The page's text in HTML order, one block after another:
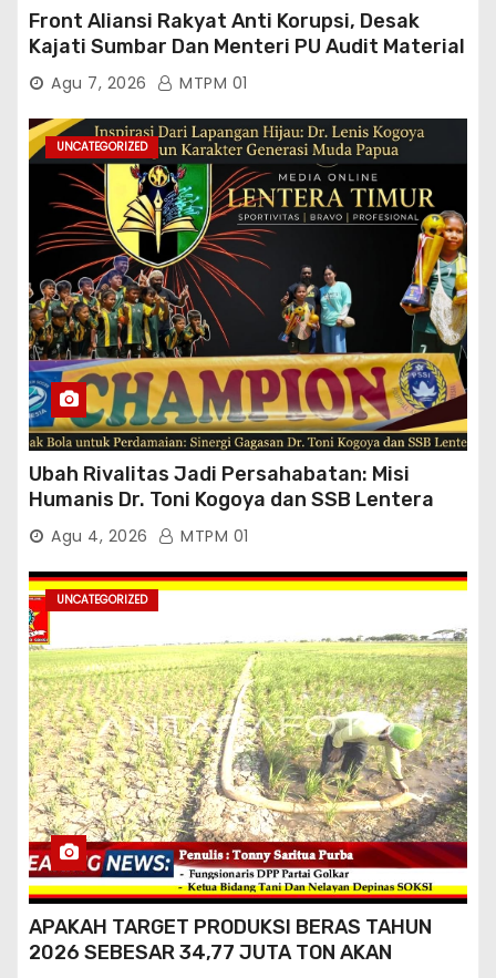
Front Aliansi Rakyat Anti Korupsi, Desak
Kajati Sumbar Dan Menteri PU Audit Material
PT. Brantas Abipraya Kontrak No :
06.Nopember 2025 s.d 31 Maret 2026
Sumber Dana: APBN Nilai Kontrak : Rp
76.130.630.000.00,- Diduga Ka.Balai BWSS V
Padang Tutup Mata
Agu 7, 2026 MTPM 01
UNCATEGORIZED
Ubah Rivalitas Jadi Persahabatan: Misi
Humanis Dr. Toni Kogoya dan SSB Lentera
TimurAgu 4, 2026 MTPM 01
UNCATEGORIZED
APAKAH TARGET PRODUKSI BERAS TAHUN
2026 SEBESAR 34,77 JUTA TON AKAN